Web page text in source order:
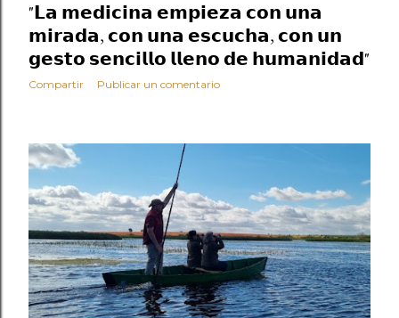
"𝗟𝗮 𝗺𝗲𝗱𝗶𝗰𝗶𝗻𝗮 𝗲𝗺𝗽𝗶𝗲𝘇𝗮 𝗰𝗼𝗻 𝘂𝗻𝗮
𝗺𝗶𝗿𝗮𝗱𝗮, 𝗰𝗼𝗻 𝘂𝗻𝗮 𝗲𝘀𝗰𝘂𝗰𝗵𝗮, 𝗰𝗼𝗻 𝘂𝗻
𝗴𝗲𝘀𝘁𝗼 𝘀𝗲𝗻𝗰𝗶𝗹𝗹𝗼 𝗹𝗹𝗲𝗻𝗼 𝗱𝗲 𝗵𝘂𝗺𝗮𝗻𝗶𝗱𝗮𝗱"
Compartir Publicar un comentario